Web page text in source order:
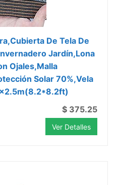
De Tela De
Jardín,Lona
Ojales,Malla
Solar 70%,Vela
$ 375.25
Ver Detalles